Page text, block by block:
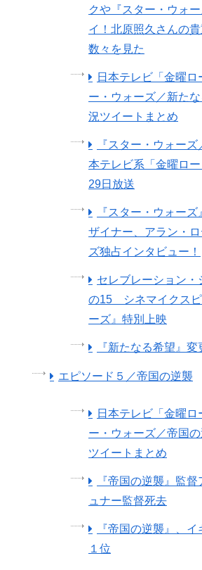
クや『スター・ウォ
イ！北原照久さんの
数々を見た
日本テレビ「金曜
ー・ウォーズ／新た
況ツイートまとめ
『スター・ウォー
本テレビ系「金曜ロ
29日放送
『スター・ウォー
ザイナー、アラン・
ズ独占インタビュー！
セレブレーション・
の15 シネマイクスピ
ーズ』特別上映
『新たなる希望』
エピソード５／帝国の逆襲
日本テレビ「金曜
ー・ウォーズ／帝国
ツイートまとめ
『帝国の逆襲』監
ュナー監督死去
『帝国の逆襲』、
１位